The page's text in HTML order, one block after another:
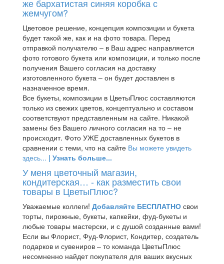
же бархатистая синяя коробка с
жемчугом?
Цветовое решение, концепция композиции и букета
будет такой же, как и на фото товара. Перед
отправкой получателю – в Ваш адрес направляется
фото готового букета или композиции, и только после
получения Вашего согласия на доставку
изготовленного букета – он будет доставлен в
назначенное время.
Все букеты, композиции в ЦветыПлюс составляются
только из свежих цветов, концептуально и составом
соответствуют представленным на сайте. Никакой
замены без Вашего личного согласия на то – не
происходит. Фото УЖЕ доставленных букетов в
сравнении с теми, что на сайте Вы можете увидеть
здесь... | Узнать больше...
У меня цветочный магазин,
кондитерская… - как разместить свои
товары в ЦветыПлюс?
Уважаемые коллеги! Добавляйте БЕСПЛАТНО свои
торты, пирожные, букеты, капкейки, фуд-букеты и
любые товары мастерски, и с душой созданные вами!
Если вы Флорист, Фуд-Флорист, Кондитер, создатель
подарков и сувениров – то команда ЦветыПлюс
несомненно найдет покупателя для ваших вкусных